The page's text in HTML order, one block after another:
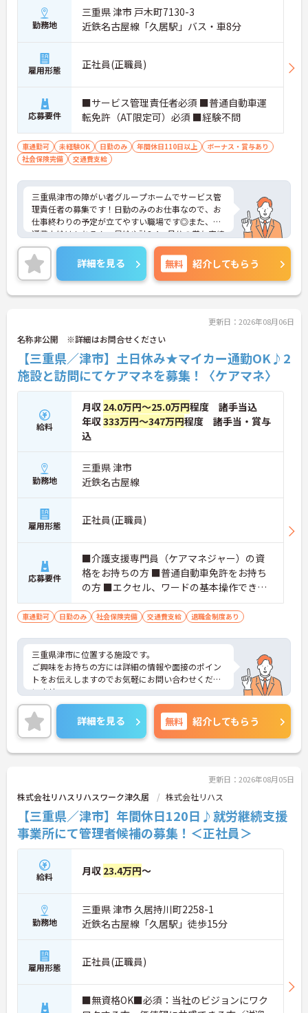
勤務地
三重県 津市 戸木町7130-3
近鉄名古屋線「久居駅」バス・車8分
雇用形態 正社員(正職員)
応募要件
■サービス管理責任者必須 ■普通自動車運
転免許（AT限定可）必須 ■経験不問
車通勤可 未経験OK 日勤のみ 年間休日110日以上
ボーナス・賞与あり
社会保険完備
交通費支給
三重県津市の障がい者グループホームでサービス管
理責任者の募集です！日勤のみのお仕事なので、お
仕事終わりの予定が立てやすい職場です◎また、交
通費支給はもちろん、昇給や計3.4ヵ月分の賞与実績
ありで待遇面もばっちり！あなたの頑張りがしっか
り評価される職場です♪ご興味のある方は面接ポイ
ントをお伝えしますので、お気軽にご連絡くださ
い！
詳細を見る 無料 紹介してもらう
更新日：2026年08月06日
名称非公開 ※詳細はお問合せください
【三重県／津市】土日休み★マイカー通勤OK♪2
施設と訪問にてケアマネを募集！〈ケアマネ〉
給料
月収 24.0万円～25.0万円程度 諸手当込
年収333万円～347万円程度 諸手当・賞与
込
勤務地
三重県 津市
近鉄名古屋線
雇用形態 正社員(正職員)
応募要件
■介護支援専門員（ケアマネジャー）の資
格をお持ちの方 ■普通自動車免許をお持ち
の方 ■エクセル、ワードの基本操作できる
方
車通勤可 日勤のみ 社会保険完備 交通費支給 退職金制度あり
三重県津市に位置する施設です。
ご興味をお持ちの方には詳細の情報や面接のポイン
トをお伝えしますのでお気軽にお問い合わせくださ
いませ。
詳細を見る 無料 紹介してもらう
更新日：2026年08月05日
株式会社リハスリハスワーク津久居 株式会社リハス
【三重県／津市】年間休日120日♪就労継続支援
事業所にて管理者候補の募集！＜正社員＞
給料 月収 23.4万円～
勤務地
三重県 津市 久居持川町2258-1
近鉄名古屋線「久居駅」徒歩15分
雇用形態 正社員(正職員)
■無資格OK■必須：当社のビジョンにワク